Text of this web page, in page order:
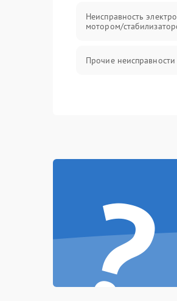
Неисправность
мотором/
Прочие неисправности
?